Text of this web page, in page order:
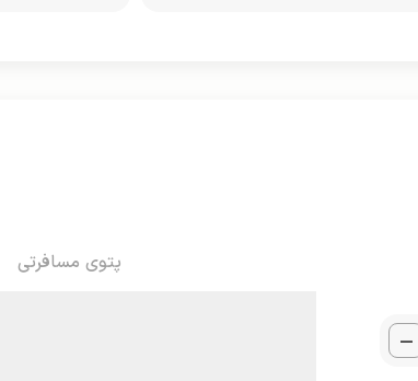
پتوی مسافرتی
_